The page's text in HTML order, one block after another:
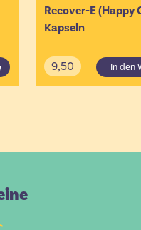
Recover-E (Happy
Kapseln
9,50 In den